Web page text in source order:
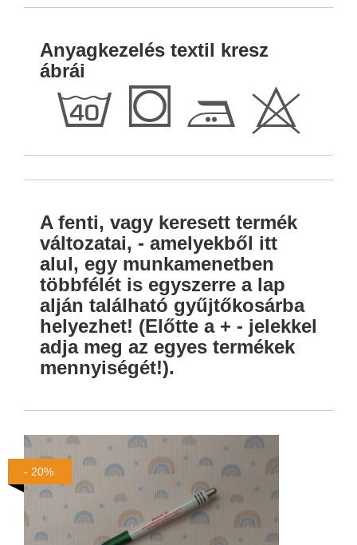
Anyagkezelés textil kresz
ábrái
h Q E H
A fenti, vagy keresett termék
változatai, - amelyekből itt
alul, egy munkamenetben
többfélét is egyszerre a lap
alján található gyűjtőkosárba
helyezhet! (Előtte a + - jelekkel
adja meg az egyes termékek
mennyiségét!).
- 20%